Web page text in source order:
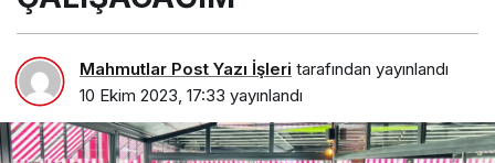
Mahmutlar Post Yazı İşleri tarafından yayınlandı
10 Ekim 2023, 17:33 yayınlandı